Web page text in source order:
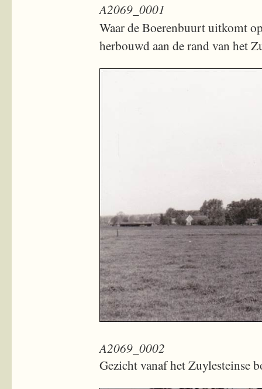
A2069_0001
Waar de Boerenbuurt uitkomt
herbouwd aan de rand van het
A2069_0002
Gezicht vanaf het Zuylesteinse